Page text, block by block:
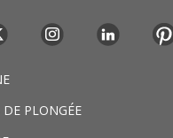
DE PLONGÉE